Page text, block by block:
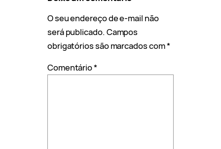
O seu endereço de e-mail não
será publicado. Campos
obrigatórios são marcados com*
Comentário*